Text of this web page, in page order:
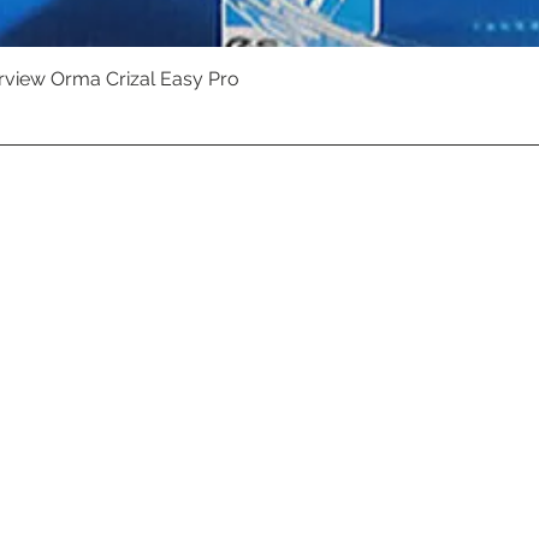
Orma Crizal Easy Pro